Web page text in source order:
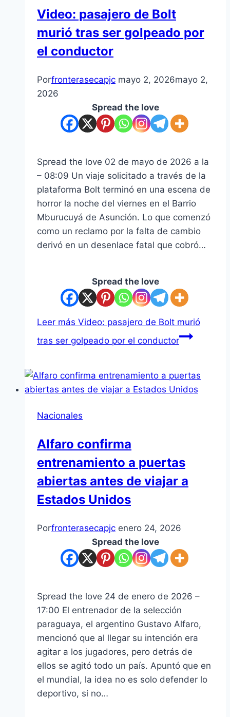
Video: pasajero de Bolt
murió tras ser golpeado por
el conductor
Porfronterasecapjc mayo 2, 2026mayo 2,
2026
Spread the love
Spread the love 02 de mayo de 2026 a la
– 08:09 Un viaje solicitado a través de la
plataforma Bolt terminó en una escena de
horror la noche del viernes en el Barrio
Mburucuyá de Asunción. Lo que comenzó
como un reclamo por la falta de cambio
derivó en un desenlace fatal que cobró…
Spread the love
Leer más Video: pasajero de Bolt murió
tras ser golpeado por el conductor
Nacionales
Alfaro confirma
entrenamiento a puertas
abiertas antes de viajar a
Estados Unidos
Porfronterasecapjc enero 24, 2026
Spread the love
Spread the love 24 de enero de 2026 –
17:00 El entrenador de la selección
paraguaya, el argentino Gustavo Alfaro,
mencionó que al llegar su intención era
agitar a los jugadores, pero detrás de
ellos se agitó todo un país. Apuntó que en
el mundial, la idea no es solo defender lo
deportivo, si no…